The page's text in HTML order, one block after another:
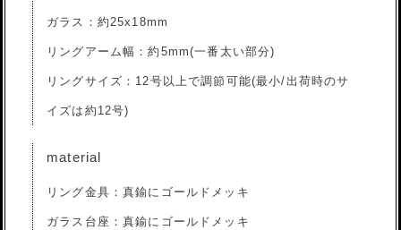
ガラス：約25x18mm
リングアーム幅：約5mm(一番太い部分)
リングサイズ：12号以上で調節可能(最小/出荷時のサ
イズは約12号)
material
リング金具：真鍮にゴールドメッキ
ガラス台座：真鍮にゴールドメッキ